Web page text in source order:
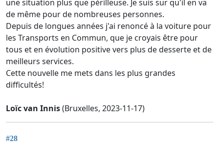
une situation plus que périlleuse. Je suis sur qu'il en va
de même pour de nombreuses personnes.
Depuis de longues années j'ai renoncé à la voiture pour
les Transports en Commun, que je croyais être pour
tous et en évolution positive vers plus de desserte et de
meilleurs services.
Cette nouvelle me mets dans les plus grandes
difficultés!
Loïc van Innis(Bruxelles, 2023-11-17)
#28